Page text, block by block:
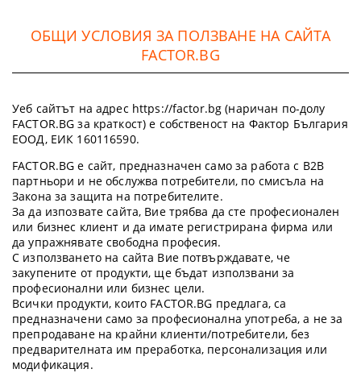
ОБЩИ УСЛОВИЯ ЗА ПОЛЗВАНЕ НА САЙТА
FACTOR.BG
Уеб сайтът на адрес https://factor.bg (наричан по-долу
FACTOR.BG за краткост) е собственост на Фактор България
ЕООД, ЕИК 160116590.
FACTOR.BG е сайт, предназначен само за работа с B2B
партньори и не обслужва потребители, по смисъла на
Закона за защита на потребителите.
За да изпозвате сайта, Вие трябва да сте професионален
или бизнес клиент и да имате регистрирана фирма или
да упражнявате свободна професия.
С използването на сайта Вие потвърждавате, че
закупените от продукти, ще бъдат използвани за
професионални или бизнес цели.
Всички продукти, които FACTOR.BG предлага, са
предназначени само за професионална употреба, а не за
препродаване на крайни клиенти/потребители, без
предварителната им преработка, персонализация или
модификация.